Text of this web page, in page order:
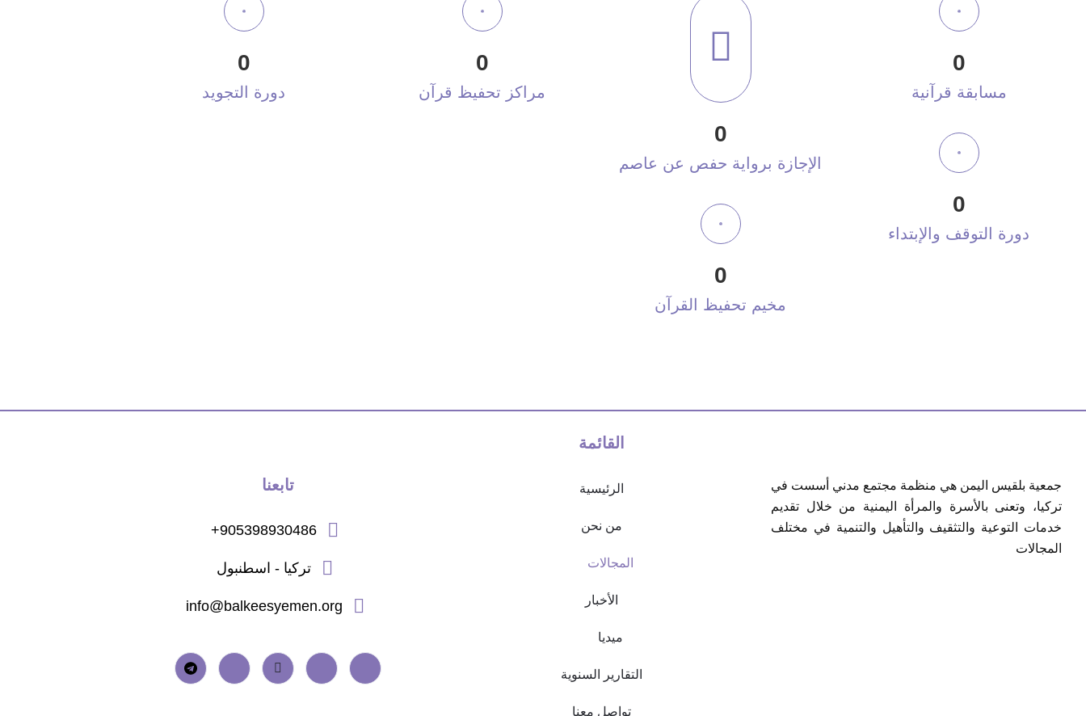
0
مسابقة قرآنية
0
دورة التوقف والإبتداء
0
الإجازة برواية حفص عن عاصم
0
مخيم تحفيظ القرآن
0
مراكز تحفيظ قرآن
0
دورة التجويد
جمعية بلقيس اليمن هي منظمة مجتمع مدني أسست في
تركيا، وتعنى بالأسرة والمرأة اليمنية من خلال تقديم
خدمات التوعية والتثقيف والتأهيل والتنمية في مختلف
المجالات
القائمة
الرئيسية
من نحن
المجالات
الأخبار
ميديا
التقارير السنوية
تواصل معنا
تابعنا
905398930486+
تركيا - اسطنبول
info@balkeesyemen.org